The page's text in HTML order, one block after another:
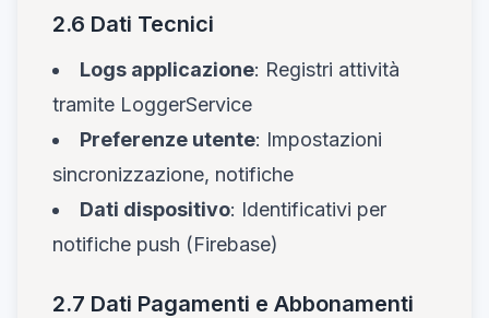
2.6 Dati Tecnici
Logs applicazione: Registri attività
tramite LoggerService
Preferenze utente: Impostazioni
sincronizzazione, notifiche
Dati dispositivo: Identificativi per
notifiche push (Firebase)
2.7 Dati Pagamenti e Abbonamenti